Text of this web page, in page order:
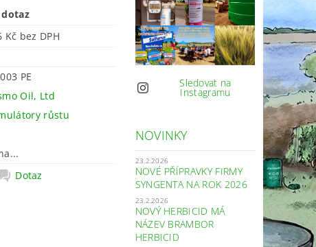
dotaz
886 Kč bez DPH
PE
Oil, Ltd
růstu
Dotaz
Sledovat na
Instagramu
NOVINKY
23.2.2026
NOVÉ PŘÍPRAVKY FIRMY
SYNGENTA NA ROK 2026
23.2.2026
NOVÝ HERBICID MÁ
NÁZEV BRAMBOR
HERBICID